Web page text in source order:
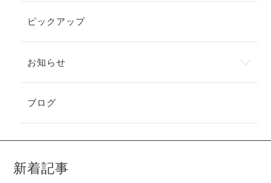
ピックアップ
お知らせ
ブログ
新着記事